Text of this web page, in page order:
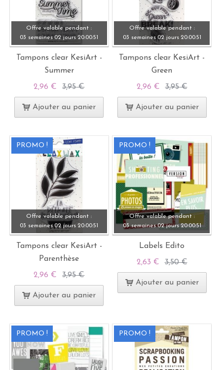
Offre valable pendant :
03 semaines 02 jours 20:00:49
Tampons clear KesiArt -
Summer
2,96 € 3,95 €
Ajouter au panier
Offre valable pendant :
03 semaines 02 jours 20:00:49
Tampons clear KesiArt -
Green
2,96 € 3,95 €
Ajouter au panier
PROMO !
Offre valable pendant :
03 semaines 02 jours 20:00:49
Tampons clear KesiArt -
Parenthèse
2,96 € 3,95 €
Ajouter au panier
PROMO !
Offre valable pendant :
03 semaines 02 jours 20:00:49
Labels Edito
2,63 € 3,50 €
Ajouter au panier
PROMO ! PROMO !